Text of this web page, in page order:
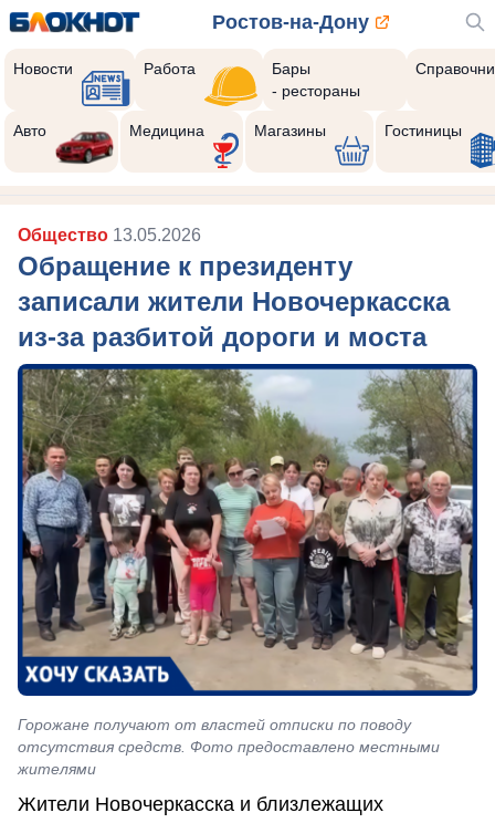
Ростов-на-Дону
Новости Работа
Бары
- рестораны
Авто Медицина Магазины Гостиницы
Общество 13.05.2026
Обращение к президенту
записали жители Новочеркасска
из-за разбитой дороги и моста
Горожане получают от властей отписки по поводу
отсутствия средств. Фото предоставлено местными
жителями
Жители Новочеркасска и близлежащих